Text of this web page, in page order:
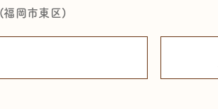
福岡市東区)